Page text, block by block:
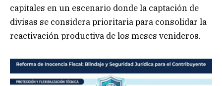
capitales en un escenario donde la captación de
divisas se considera prioritaria para consolidar la
reactivación productiva de los meses venideros.